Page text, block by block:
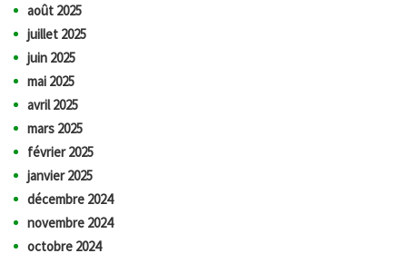
août 2025
juillet 2025
juin 2025
mai 2025
avril 2025
mars 2025
février 2025
janvier 2025
décembre 2024
novembre 2024
octobre 2024